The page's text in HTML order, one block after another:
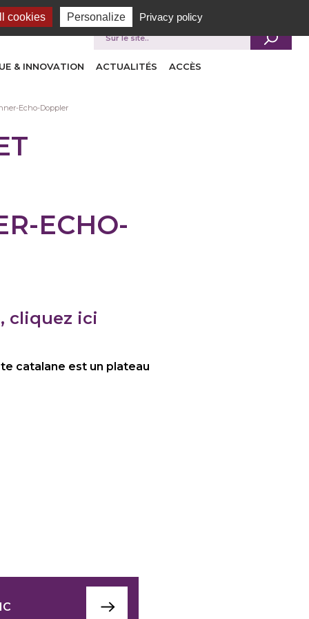
& INNOVATION ACTUALITÉS ACCÈS
Je recherche
Echo-Doppler
ECHO-
cliquez ici
catalane est un plateau
cookies Personalize Privacy policy